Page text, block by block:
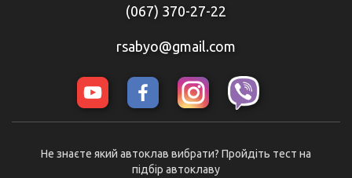
(067) 370-27-22
rsabyo@gmail.com
Не знаєте який автоклав вибрати? Пройдіть тест на
підбір автоклаву